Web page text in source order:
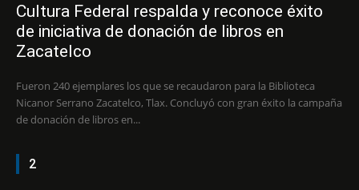
Cultura Federal respalda y reconoce éxito
de iniciativa de donación de libros en
Zacatelco
Fueron 240 ejemplares los que se recaudaron para la Biblioteca
Nicanor Serrano Zacatelco, Tlax. Concluyó con gran éxito la campaña
de donación de libros en...
2